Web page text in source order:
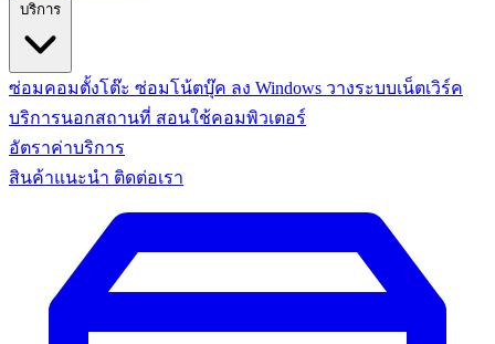
บริการ
ซ่อมคอมตั้งโต๊ะ ซ่อมโน้ตบุ๊ค ลง Windows วางระบบเน็ตเวิร์ค
บริการนอกสถานที่ สอนใช้คอมพิวเตอร์
อัตราค่าบริการ
สินค้าแนะนำ ติดต่อเรา